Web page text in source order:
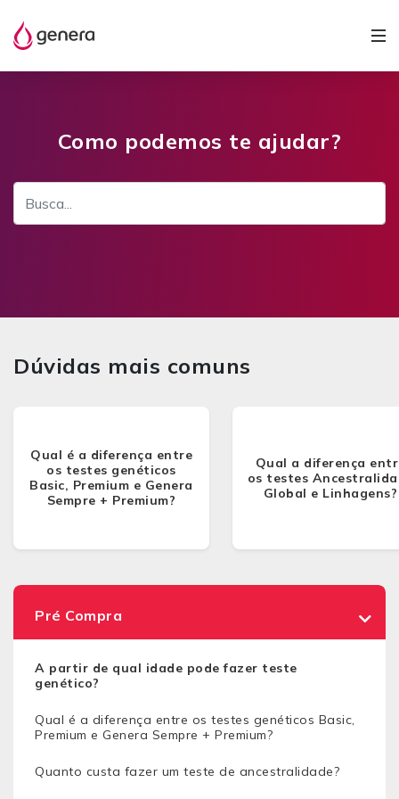
Como podemos te ajudar?
Dúvidas mais comuns
Qual é a diferença entre
os testes genéticos
Basic, Premium e Genera
Sempre + Premium?
Qual a diferença
os testes
Global e Linhagens?
Pré Compra
A partir de qual idade pode fazer teste
genético?
Qual é a diferença entre os testes genéticos Basic,
Premium e Genera Sempre + Premium?
Quanto custa fazer um teste de ancestralidade?